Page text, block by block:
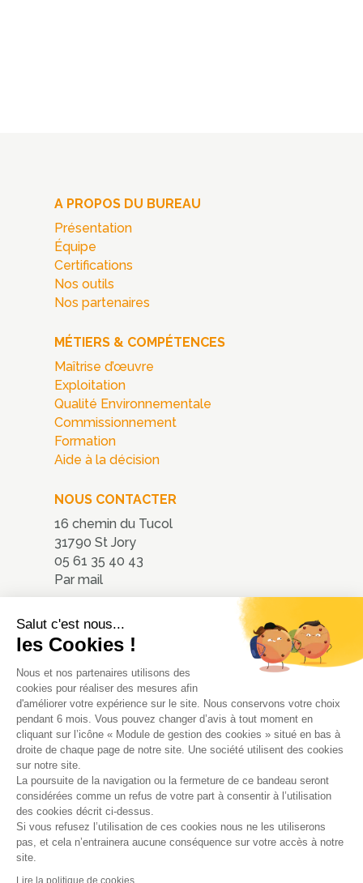
A PROPOS DU BUREAU
Présentation
Équipe
Certifications
Nos outils
Nos partenaires
MÉTIERS & COMPÉTENCES
Maîtrise d’œuvre
Exploitation
Qualité Environnementale
Commissionnement
Formation
Aide à la décision
NOUS CONTACTER
16 chemin du Tucol
31790 St Jory
05 61 35 40 43
Par mail
Nous localiser
© 2020 - ATMOsphères - Tous
droits réservés
Mentions Légales-Politique de
Salut c'est nous...
les Cookies !
Nous et nos partenaires utilisons des
cookies pour réaliser des mesures afin
d'améliorer votre expérience sur le site. Nous conservons votre choix
pendant 6 mois. Vous pouvez changer d’avis à tout moment en
cliquant sur l’icône « Module de gestion des cookies » situé en bas à
droite de chaque page de notre site. Une société utilisent des cookies
sur notre site.
La poursuite de la navigation ou la fermeture de ce bandeau seront
considérées comme un refus de votre part à consentir à l’utilisation
des cookies décrit ci-dessus.
Si vous refusez l’utilisation de ces cookies nous ne les utiliserons
pas, et cela n’entrainera aucune conséquence sur votre accès à notre
site.
Lire la politique de cookies